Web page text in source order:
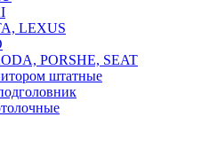
LEXUS
PORSHE, SEAT
штатные